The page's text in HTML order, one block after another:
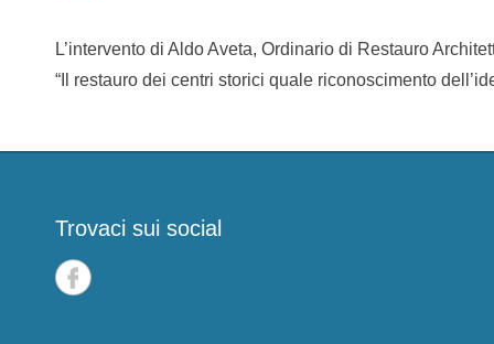
L’intervento di Aldo Aveta, Ordinario di Restauro
“Il restauro dei centri storici quale riconoscimento
Trovaci sui social